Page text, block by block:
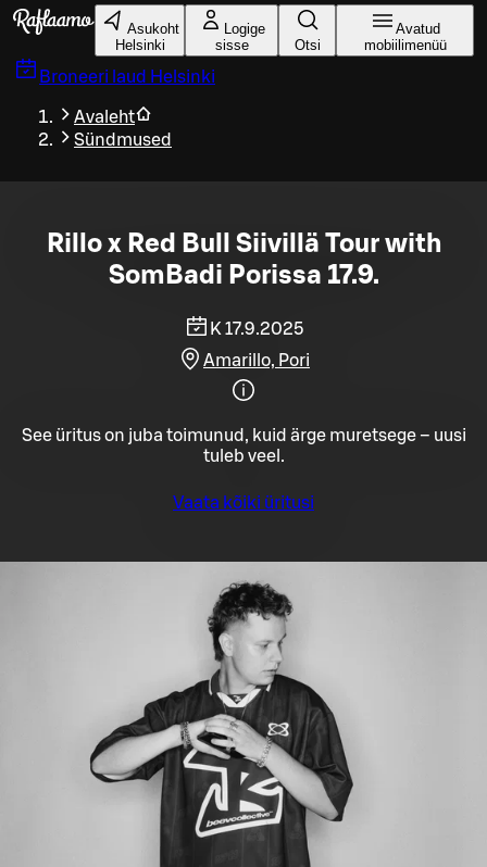
Liigu peamise sisu juurde
Asukoht
Helsinki
Logige
sisse
Otsi
Avatud
mobiilimenüü
Broneeri laud Helsinki
Avaleht
Sündmused
Rillo x Red Bull Siivillä Tour with
SomBadi Porissa 17.9.
K 17.9.2025
Amarillo, Pori
See üritus on juba toimunud, kuid ärge muretsege – uusi
tuleb veel.
Vaata kõiki üritusi